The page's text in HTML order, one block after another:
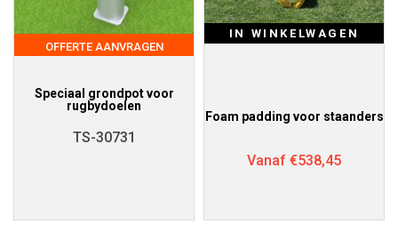
OFFERTE AANVRAGEN
Speciaal grondpot voor
rugbydoelen
TS-30731
IN WINKELWAGEN
Foam padding voor staanders
Vanaf €538,45